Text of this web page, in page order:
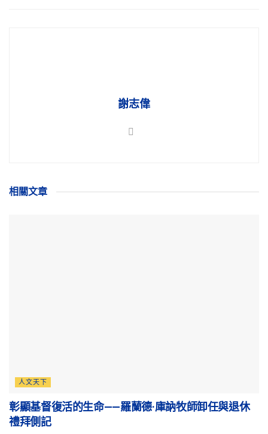
謝志偉
相關文章
人文天下
彰顯基督復活的生命——羅蘭德·庫訥牧師卸任與退休
禮拜側記